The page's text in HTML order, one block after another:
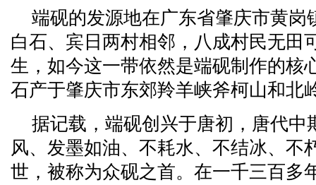
端砚的发源地在广东省肇庆市黄岗
白石、宾日两村相邻，八成村民无田
生，如今这一带依然是端砚制作的核
石产于肇庆市东郊羚羊峡斧柯山和北
据记载，端砚创兴于唐初，唐代中
风、发墨如油、不耗水、不结冰、不
世，被称为众砚之首。在一千三百多